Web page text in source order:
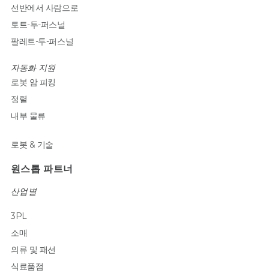
선반에서 사람으로
토트-투-퍼스널
팔레트-투-퍼스널
자동화 지원
로봇 암 피킹
정렬
내부 물류
로봇 & 기술
원스톱 파트너
산업별
3PL
소매
의류 및 패션
식료품점